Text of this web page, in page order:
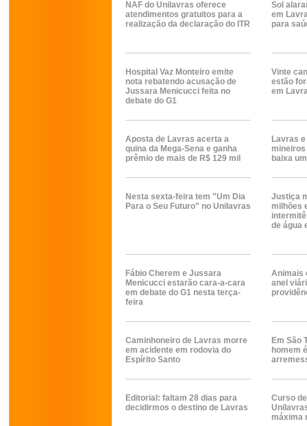
NAF do Unilavras oferece
atendimentos gratuitos para a
realização da declaração do ITR
Sol
em
para
Hospital Vaz Monteiro emite
nota rebatendo acusação de
Jussara Menicucci feita no
debate do G1
Vinte
estão
em
Aposta de Lavras acerta a
quina da Mega-Sena e ganha
prêmio de mais de R$ 129 mil
Lavras
baixa
Nesta sexta-feira tem "Um Dia
Para o Seu Futuro" no Unilavras
Justiça
milhões
de água
Fábio Cherem e Jussara
Menicucci estarão cara-a-cara
em debate do G1 nesta terça-
feira
Animais
anel
Caminhoneiro de Lavras morre
em acidente em rodovia do
Espírito Santo
Em São
homem
Editorial: faltam 28 dias para
decidirmos o destino de Lavras
Curso
máxima